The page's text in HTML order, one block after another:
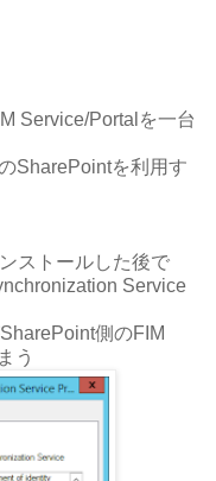
Service/Portalを一台
SharePointを利用す
ストールした後で
Service
側のFIM
う